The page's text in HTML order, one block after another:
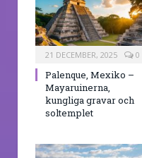
21 DECEMBER, 2025 0
Palenque, Mexiko –
Mayaruinerna,
kungliga gravar och
soltemplet